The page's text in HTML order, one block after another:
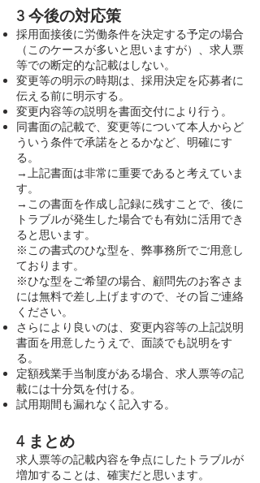
3 今後の対応策
採用面接後に労働条件を決定する予定の場合
（このケースが多いと思いますが）、求人票
等での断定的な記載はしない。
変更等の明示の時期は、採用決定を応募者に
伝える前に明示する。
変更内容等の説明を書面交付により行う。
同書面の記載で、変更等について本人からど
ういう条件で承諾をとるかなど、明確にす
る。
→上記書面は非常に重要であると考えていま
す。
→この書面を作成し記録に残すことで、後に
トラブルが発生した場合でも有効に活用でき
ると思います。
※この書式のひな型を、弊事務所でご用意し
ております。
※ひな型をご希望の場合、顧問先のお客さま
には無料で差し上げますので、その旨ご連絡
ください。
さらにより良いのは、変更内容等の上記説明
書面を用意したうえで、面談でも説明をす
る。
定額残業手当制度がある場合、求人票等の記
載には十分気を付ける。
試用期間も漏れなく記入する。
4 まとめ
求人票等の記載内容を争点にしたトラブルが
増加することは、確実だと思います。